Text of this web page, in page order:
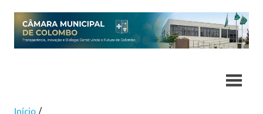
content
Início /